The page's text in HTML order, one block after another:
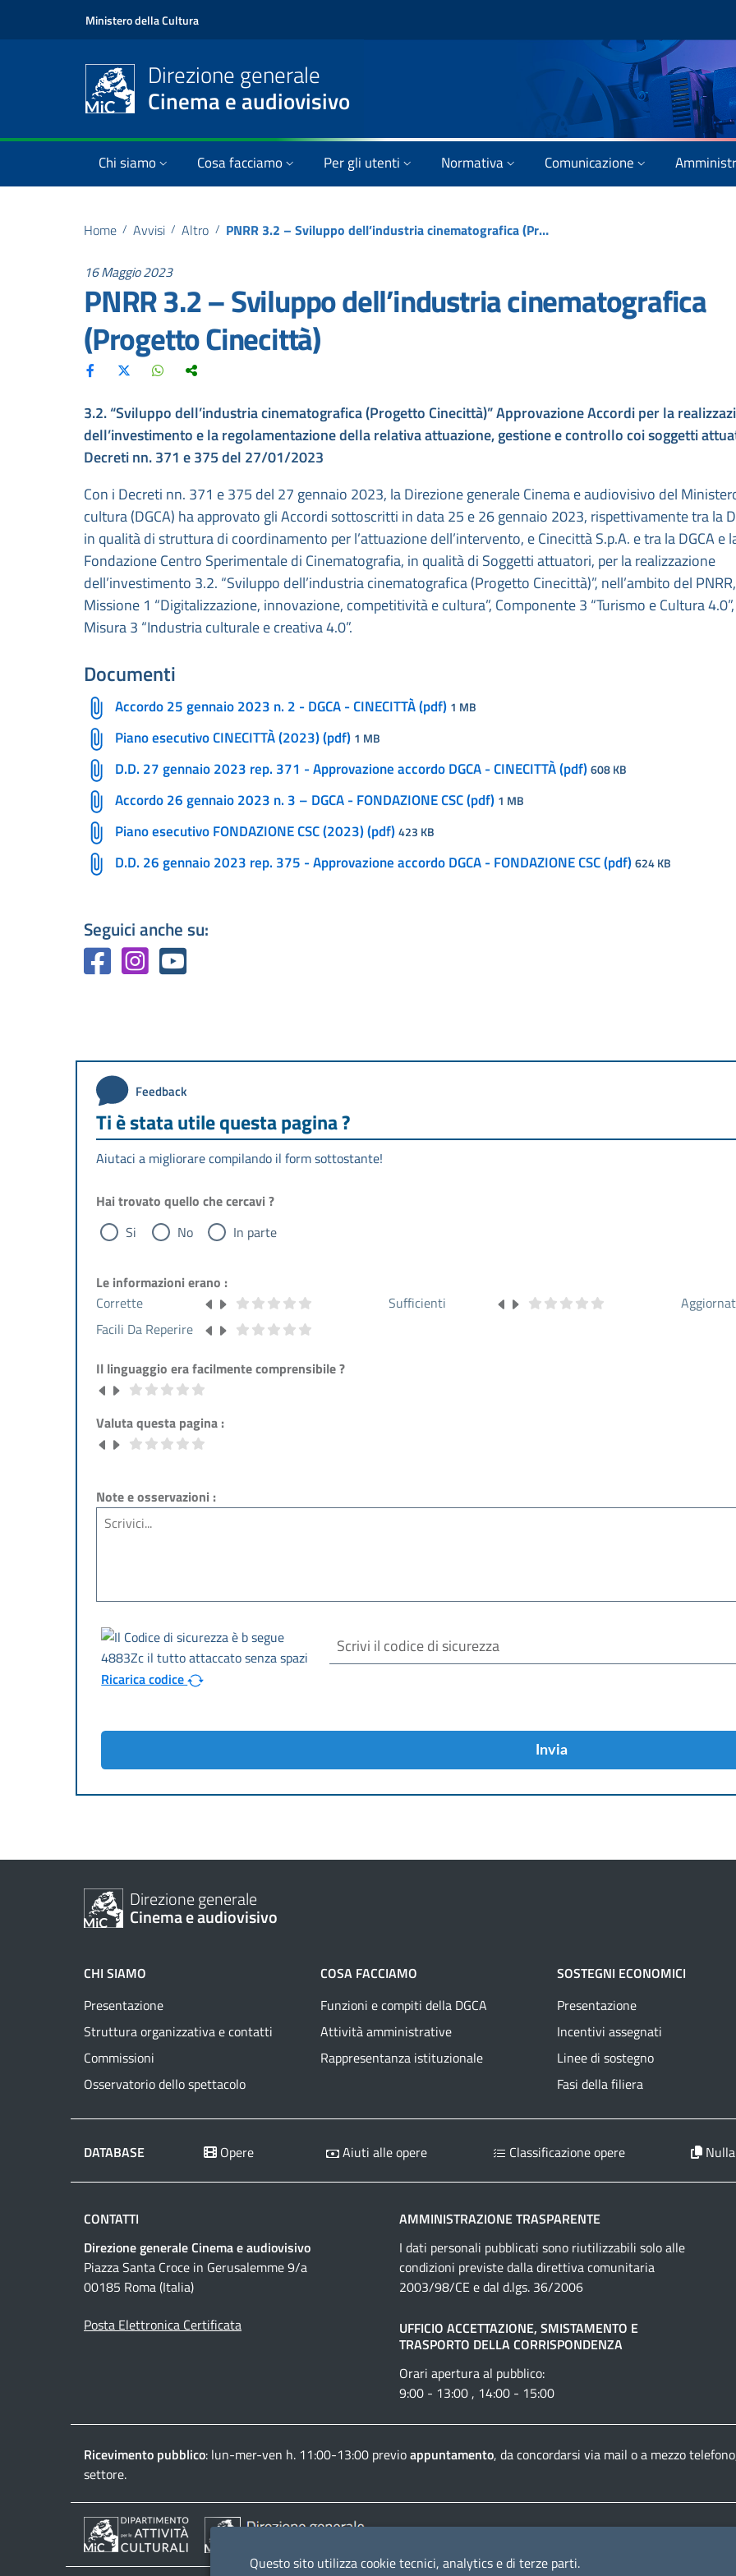
Ministero della Cultura
Direzione generale
Cinema e audiovisivo
Chi siamo Cosa facciamo Per gli utenti Normativa Comunicazione
Home / Avvisi / Altro / PNRR 3.2 – Sviluppo dell’industria cinematografica (Progetto Cinecittà)
16 Maggio 2023
PNRR 3.2 – Sviluppo dell’industria cinematografica
(Progetto Cinecittà)
3.2. “Sviluppo dell’industria cinematografica (Progetto Cinecittà)” Approvazione Accordi per la
dell’investimento e la regolamentazione dellarelativa attuazione, gestione e controllo coi soggetti
Decreti nn. 371 e 375 del 27/01/2023
Con i Decreti nn. 371 e 375 del 27 gennaio 2023, la Direzione generale Cinema e audiovisivo del
cultura (DGCA) ha approvato gli Accordi sottoscritti in data 25 e 26 gennaio 2023, rispettivamente tra la
in qualità di struttura di coordinamento per l’attuazione dell’intervento, e Cinecittà S.p.A. e tra la DGCA e
Fondazione Centro Sperimentale di Cinematografia, in qualità di Soggetti attuatori, per la realizzazione
dell’investimento 3.2. “Sviluppo dell’industria cinematografica (Progetto Cinecittà)”, nell’ambito del PNRR,
Missione 1 “Digitalizzazione, innovazione, competitività e cultura”, Componente 3 “Turismo e Cultura 4.0”,
Misura 3 “Industria culturale e creativa 4.0”.
Documenti
Accordo 25 gennaio 2023 n. 2 - DGCA - CINECITTÀ (pdf) 1 MB
Piano esecutivo CINECITTÀ (2023) (pdf) 1 MB
D.D. 27 gennaio 2023 rep. 371 - Approvazione accordo DGCA - CINECITTÀ (pdf)608 KB
Accordo 26 gennaio 2023 n. 3 – DGCA - FONDAZIONE CSC (pdf) 1 MB
Piano esecutivo FONDAZIONE CSC (2023) (pdf)423 KB
D.D. 26 gennaio 2023 rep. 375 - Approvazione accordo DGCA - FONDAZIONE CSC (pdf)624 KB
Seguici anche su:
Feedback
Ti è stata utile questa pagina ?
Aiutaci a migliorare compilando il form sottostante!
Hai trovato quello che cercavi ?
Si
No In parte
Le informazioni erano :
Corrette
Sufficienti
Facili Da Reperire
Il linguaggio era facilmente comprensibile ?
Valuta questa pagina :
Note e osservazioni :
Ricarica codice
Invia
Direzione generale
Cinema e audiovisivo
CHI SIAMO
Presentazione
Struttura organizzativa e contatti
Commissioni
Osservatorio dello spettacolo
COSA FACCIAMO
Funzioni e compiti della DGCA
Attività amministrative
Rappresentanza istituzionale
SOSTEGNI ECONOMICI
Presentazione
Incentivi assegnati
Linee di sostegno
Fasi della filiera
DATABASE Opere Aiuti alle opere Classificazione opere
CONTATTI
Direzione generale Cinema e audiovisivo
Piazza Santa Croce in Gerusalemme 9/a
00185 Roma (Italia)
Posta Elettronica Certificata
AMMINISTRAZIONE TRASPARENTE
I dati personali pubblicati sono riutilizzabili solo alle
condizioni previste dalla direttiva comunitaria
2003/98/CE e dal d.lgs. 36/2006
UFFICIO ACCETTAZIONE, SMISTAMENTO E
TRASPORTO DELLA CORRISPONDENZA
Orari apertura al pubblico:
9:00 - 13:00 , 14:00 - 15:00
Ricevimento pubblico: lun-mer-ven h. 11:00-13:00 previoappuntamento, da concordarsi via mail o a mezzo
settore.
Questo sito utilizza cookie tecnici, analytics e di terze parti.